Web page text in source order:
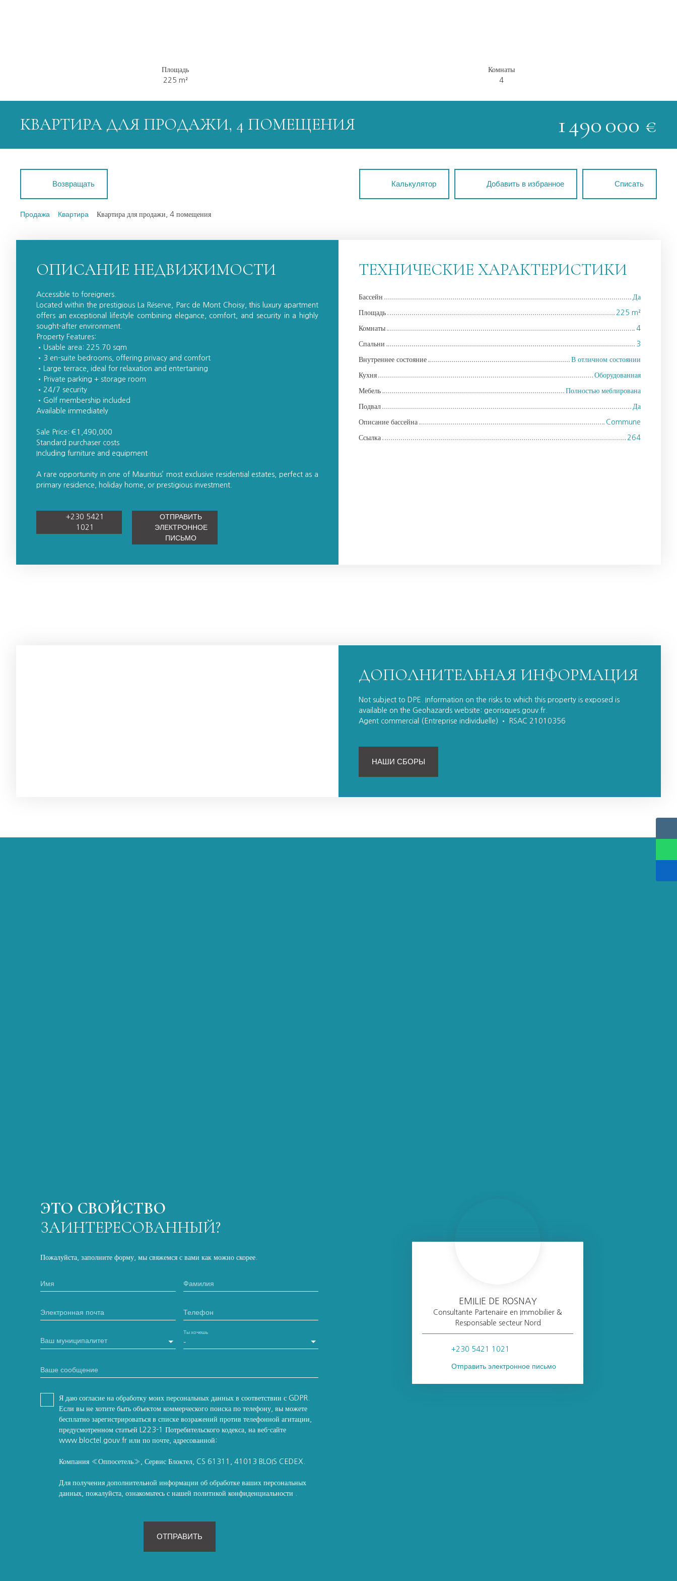
Площадь
225 m²
Комнаты
4
КВАРТИРА ДЛЯ ПРОДАЖИ, 4 ПОМЕЩЕНИЯ 1 490 000 €
Возвращать Калькулятор Добавить в избранное Списать
Продажа Квартира Квартира для продажи, 4 помещения
ОПИСАНИЕ НЕДВИЖИМОСТИ
Accessible to foreigners.
Located within the prestigious La Réserve, Parc de Mont Choisy, this luxury apartment
offers an exceptional lifestyle combining elegance, comfort, and security in a highly
sought-after environment.
Property Features:
Usable area: 225.70 sqm
3 en-suite bedrooms, offering privacy and comfort
Large terrace, ideal for relaxation and entertaining
Private parking + storage room
24/7 security
Golf membership included
Available immediately
Sale Price: €1,490,000
Standard purchaser costs
Including furniture and equipment
A rare opportunity in one of Mauritius’ most exclusive residential estates, perfect as a
primary residence, holiday home, or prestigious investment.
+230 5421
1021
ОТПРАВИТЬ
ЭЛЕКТРОННОЕ
ПИСЬМО
ТЕХНИЧЕСКИЕ ХАРАКТЕРИСТИКИ
Бассейн Да
Площадь 225 m²
Комнаты 4
Спальни 3
Внутреннее состояние В отличном состоянии
Кухня Оборудованная
Мебель Полностью меблирована
Подвал Да
Описание бассейна Commune
Ссылка 264
ДОПОЛНИТЕЛЬНАЯ ИНФОРМАЦИЯ
Not subject to DPE. Information on the risks to which this property is exposed is
available on the Geohazards website: georisques.gouv.fr.
Agent commercial (Entreprise individuelle) • RSAC 21010356
НАШИ СБОРЫ
ЭТО СВОЙСТВО
ЗАИНТЕРЕСОВАННЫЙ?
Пожалуйста, заполните форму, мы свяжемся с вами как можно скорее.
Имя Фамилия
Электронная почта Телефон
Ваш муниципалитет -
Ты хочешь
Ваше сообщение
Я даю согласие на обработку моих персональных данных в соответствии с GDPR.
Если вы не хотите быть объектом коммерческого поиска по телефону, вы можете
бесплатно зарегистрироваться в списке возражений против телефонной агитации,
предусмотренном статьей L223-1 Потребительского кодекса, на веб-сайте
www.bloctel.gouv.fr или по почте, адресованной:
Компания «Оппосетель», Сервис Блоктел, CS 61311, 41013 BLOIS CEDEX.
Для получения дополнительной информации об обработке ваших персональных
данных, пожалуйста, ознакомьтесь с нашей политикой конфиденциальности
ОТПРАВИТЬ
EMILIE DE ROSNAY
Consultante Partenaire en Immobilier &
Responsable secteur Nord
+230 5421 1021
Отправить электронное письмо